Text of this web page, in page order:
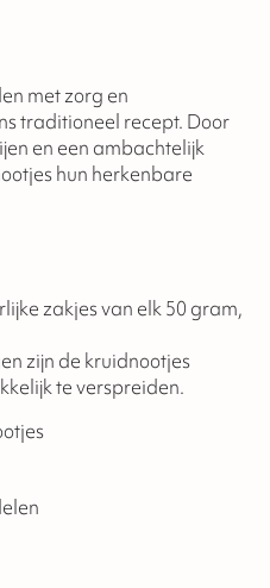
met zorg en
traditioneel recept. Door
en een ambachtelijk
hun herkenbare
zakjes van elk 50 gram,
zijn de kruidnootjes
te verspreiden.